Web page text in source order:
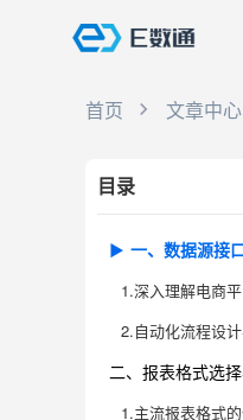
首页 文章中心
目录